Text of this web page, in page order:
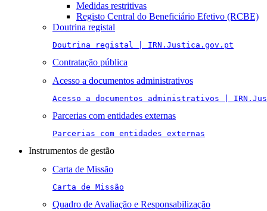
Medidas restritivas
Registo Central do Beneficiário Efetivo (RCBE)
Doutrina registal
Doutrina registal | IRN.Justica.gov.pt
Contratação pública
Acesso a documentos administrativos
Acesso a documentos administrativos |
Parcerias com entidades externas
Parcerias com entidades externas
Instrumentos de gestão
Carta de Missão
Carta de Missão
Quadro de Avaliação e Responsabilização